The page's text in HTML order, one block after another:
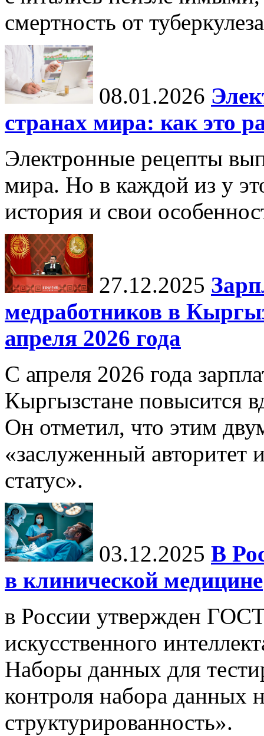
смертность от
08.01.2026
странах мира: как это
Электронные рецепты
мира. Но в каждой из у
история и свои
27.12.2025
медработников в
апреля 2026 года
С апреля 2026 года
Кыргызстане повысится
Он отметил, что этим
«заслуженный
статус».
03.12.2025 В
в клинической медицине
в России утвержден
искусственного
Наборы данных для
контроля набора данных
структурированность».